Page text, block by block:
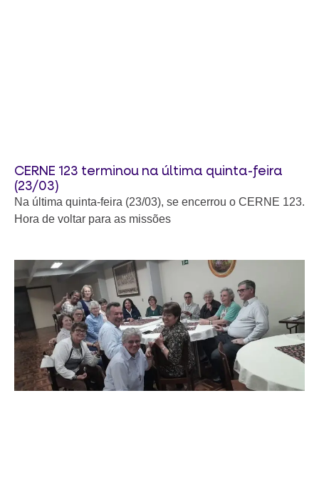
CERNE 123 terminou na última quinta-feira
(23/03)
Na última quinta-feira (23/03), se encerrou o CERNE 123.
Hora de voltar para as missões